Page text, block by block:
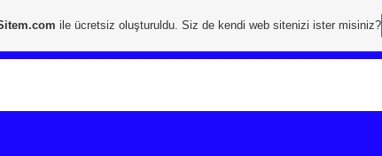
ile ücretsiz oluşturuldu. Siz de kendi web sitenizi ister misiniz?